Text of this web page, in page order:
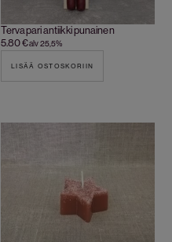
Tervapari antiikki punainen
5.80€alv 25,5%
LISÄÄ OSTOSKORIIN